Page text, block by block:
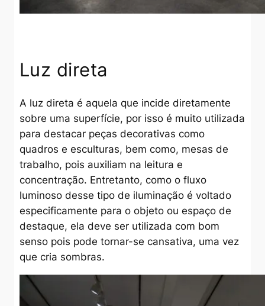
Luz direta
A luz direta é aquela que incide diretamente
sobre uma superfície, por isso é muito utilizada
para destacar peças decorativas como
quadros e esculturas, bem como, mesas de
trabalho, pois auxiliam na leitura e
concentração. Entretanto, como o fluxo
luminoso desse tipo de iluminação é voltado
especificamente para o objeto ou espaço de
destaque, ela deve ser utilizada com bom
senso pois pode tornar-se cansativa, uma vez
que cria sombras.